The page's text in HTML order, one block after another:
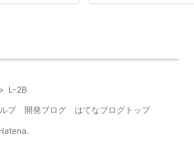
> L-2B
プ 開発ブログ
はてなブログトップ